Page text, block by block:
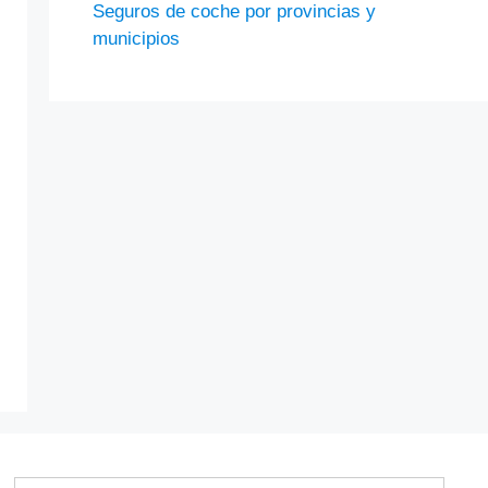
Seguros de coche por provincias y
municipios